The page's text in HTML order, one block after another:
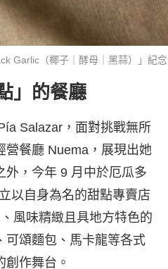
Garlic（椰子｜酵母｜黑蒜）」紀
」的餐廳
Salazar，面對挑戰無所
營餐廳 Nuema，展現出她
外，今年 9 月中於厄瓜多
以自身為名的甜點專賣店
風味精緻且具地方特色的
可頌麵包、馬卡龍等各式
作舞台。